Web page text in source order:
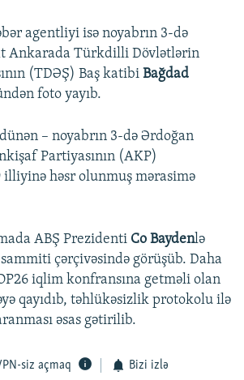
agentliyi isə noyabrın 3-də
Ankarada Türkdilli Dövlətlərin
(TDƏŞ) Baş katibi Bağdad
foto yayıb.
– noyabrın 3-də Ərdoğan
Partiyasının (AKP)
həsr olunmuş mərasimə
ABŞ Prezidenti Co Baydenlə
çərçivəsində görüşüb. Daha
iqlim konfransına getməli olan
qayıdıb, təhlükəsizlik protokolu ilə
əsas gətirilib.
siz açmaq Bizi izlə